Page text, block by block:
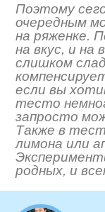
Поэтому
очередным
на ряженке.
на вкус, и на
слишком
если вы
тесто
запросто
Также в
лимона или
родных, и